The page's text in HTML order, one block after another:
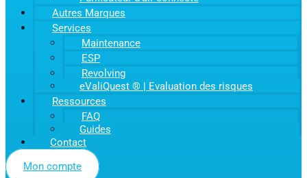
Autres Marques
Services
Maintenance
ESP
Revolving
eValiQuest ® | Evaluation des risques
Ressources
FAQ
Guides
Contact
Mon compte